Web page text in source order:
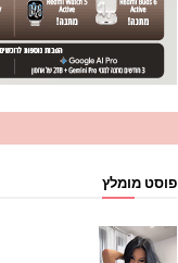
פוסט מומלץ